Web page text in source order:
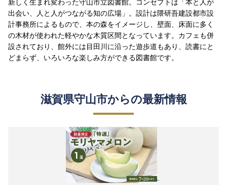
出会い、人と人がつながる知の広場」。設計は隈研吾建設都市設
計事務所によるもので、本の森をイメージし、壁面、床面に多く
の木材が使われた軽やかな木質区間となっています。カフェも併
設されており、館外には目田川に沿った遊歩道もあり、読書にと
どまらず、いろいろな楽しみ方ができる図書館です。
滋賀県守山市からの最新情報